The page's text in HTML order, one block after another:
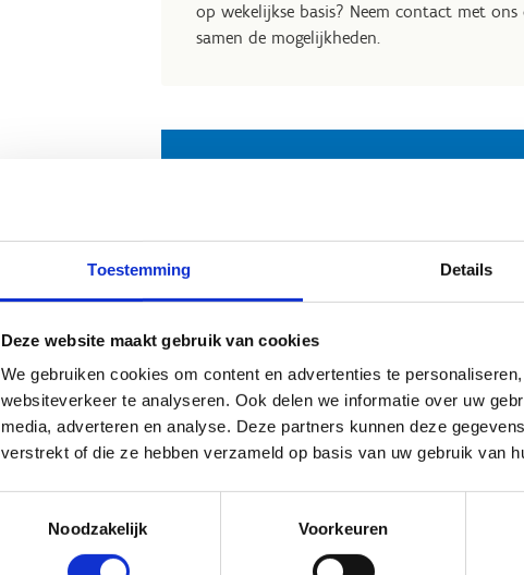
Toestemming Details
Deze website maakt gebruik van cookies
We gebruiken cookies om content en advertenties te
websiteverkeer te analyseren. Ook delen we informatie over uw
media, adverteren en analyse. Deze partners kunnen deze
verstrekt of die ze hebben verzameld op basis van uw gebruik van
Noodzakelijk
Voorkeuren
op wekelijkse basis? Neem contact met
samen de mogelijkheden.
Op sportstage in
Bij Sport Vlaanderen Brugge hebben we
van jouw sportstage een succes te maken.
sportaccommodaties zijn van topniveau,
slaapgelegenheid tot 128 personen, we
uitgeruste keuken en kunnen aangepaste
Kom bij ons op sportstage